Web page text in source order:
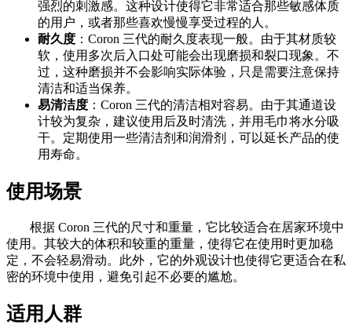
强烈的刺激感。这种设计使得它非常适合那些敏感体质
的用户，或者那些喜欢慢慢享受过程的人。
耐久度 ：Coron 三代的耐久度表现一般。由于其材质较
软，使用多次后入口处可能会出现磨损和裂口现象。不
过，这种磨损并不会影响实际体验，只是需要注意保持
清洁和适当保养。
易清洁度 ：Coron 三代的清洁相对容易。由于其通道设
计较为复杂，建议使用后及时清洗，并用毛巾将水分吸
干。定期使用一些清洁剂和润滑剂，可以延长产品的使
用寿命。
使用场景
根据 Coron 三代的尺寸和重量，它比较适合在居家环境中
使用。其较大的体积和较重的重量，使得它在使用时更加稳
定，不会轻易滑动。此外，它的外观设计也使得它更适合在私
密的环境中使用，避免引起不必要的尴尬。
适用人群